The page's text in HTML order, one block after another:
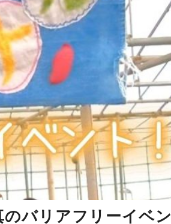
バリアフリーイベン